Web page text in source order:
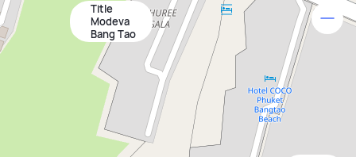
Title
Modeva
Bang Tao
500 м
1500 м
3 км
5 км